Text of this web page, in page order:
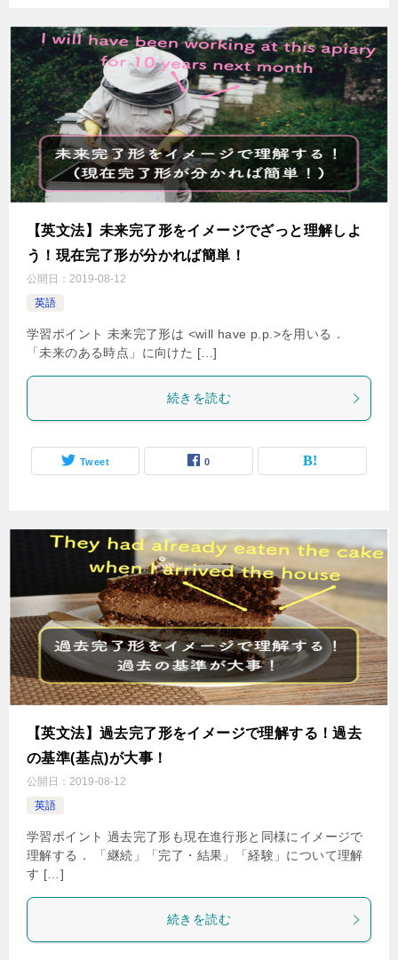
【英文法】未来完了形をイメージでざっと理解しよ
う！現在完了形が分かれば簡単！
公開日： 2019-08-12
英語
学習ポイント 未来完了形は <will have p.p.>を用いる．
「未来のある時点」に向けた […]
続きを読む
Tweet 0
【英文法】過去完了形をイメージで理解する！過去
の基準(基点)が大事！
公開日： 2019-08-12
英語
学習ポイント 過去完了形も現在進行形と同様にイメージで
理解する． 「継続」「完了・結果」「経験」について理解
す […]
続きを読む